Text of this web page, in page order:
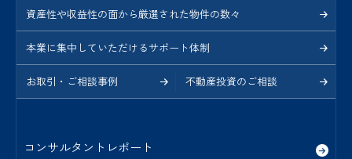
資産性や収益性の面から厳選された物件の数々
本業に集中していただけるサポート体制
お取引・ご相談事例 不動産投資のご相談
コンサルタントレポート